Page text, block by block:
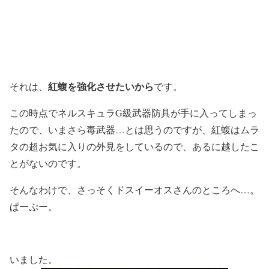
それは、 紅蝮を強化させたいからです。
この時点でネルスキュラG級武器防具が手に入ってしまっ
たので、いまさら毒武器…とは思うのですが、紅蝮はムラ
タの超お気に入りの外見をしているので、あるに越したこ
とがないのです。
そんなわけで、さっそくドスイーオスさんのところへ…。
ぱーぷー。
いました。